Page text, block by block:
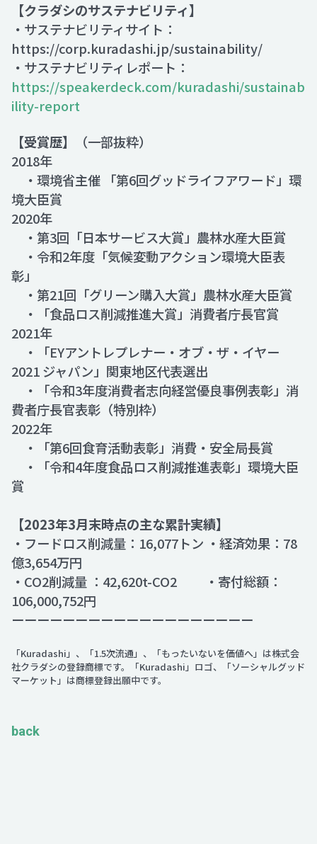
【クラダシのサステナビリティ】
・サステナビリティサイト：
https://corp.kuradashi.jp/sustainability/
・サステナビリティレポート：
https://speakerdeck.com/kuradashi/sustainab
ility-report
【受賞歴】
（一部抜粋）
2018年
・環境省主催 「第6回グッドライフアワード」環
境大臣賞
2020年
・第3回「日本サービス大賞」農林水産大臣賞
・令和2年度「気候変動アクション環境大臣表
彰」
・第21回「グリーン購入大賞」農林水産大臣賞
・「食品ロス削減推進大賞」消費者庁長官賞
2021年
・「EYアントレプレナー・オブ・ザ・イヤー
2021 ジャパン」関東地区代表選出
・「令和3年度消費者志向経営優良事例表彰」消
費者庁長官表彰（特別枠）
2022年
・「第6回食育活動表彰」消費・安全局長賞
・「令和4年度食品ロス削減推進表彰」環境大臣
賞
【2023年3月末時点の主な累計実績】
・フードロス削減量：16,077トン ・経済効果：78
億3,654万円
・CO2削減量 ：42,620t-CO2 ・寄付総額：
106,000,752円
ーーーーーーーーーーーーーーーーーーー
「Kuradashi」、「1.5次流通」、「もったいないを価値へ」は株式会
社クラダシの登録商標です。「Kuradashi」ロゴ、「ソーシャルグッド
マーケット」は商標登録出願中です。
back